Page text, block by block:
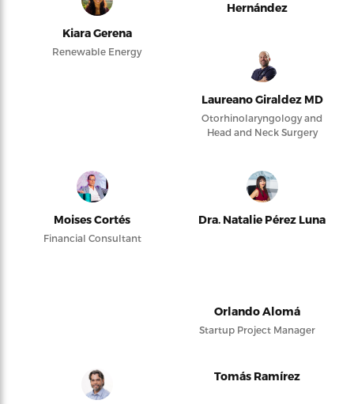
Kiara Gerena
Renewable Energy
Hernández
Laureano Giraldez MD
Otorhinolaryngology and
Head and Neck Surgery
Moises Cortés
Financial Consultant
Dra. Natalie Pérez Luna
Orlando Alomá
Startup Project Manager
Tomás Ramírez